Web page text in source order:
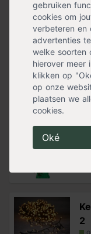
gebruiken
cookies om
verbeteren en
advertenties
welke soorten
hierover meer
klikken op
op onze
plaatsen we
cookies.
Oké
“type”
geschikt is voor
2